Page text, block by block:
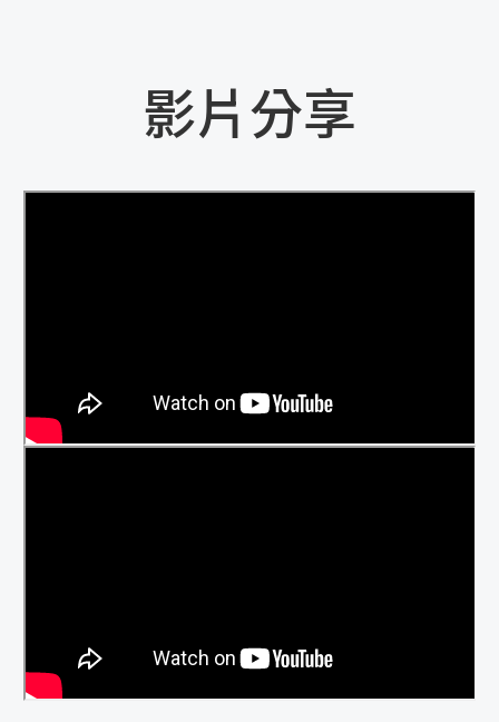
影片分享